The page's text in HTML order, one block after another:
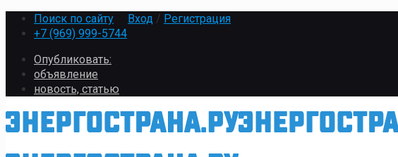
Поиск по сайту Вход / Регистрация
+7 (969) 999-5744
Опубликовать:
объявление
новость, статью